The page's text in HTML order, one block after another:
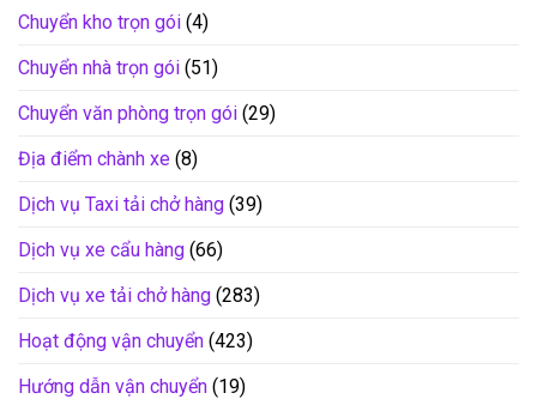
Chuyển kho trọn gói (4)
Chuyển nhà trọn gói (51)
Chuyển văn phòng trọn gói (29)
Địa điểm chành xe (8)
Dịch vụ Taxi tải chở hàng (39)
Dịch vụ xe cẩu hàng (66)
Dịch vụ xe tải chở hàng (283)
Hoạt động vận chuyển (423)
Hướng dẫn vận chuyển (19)